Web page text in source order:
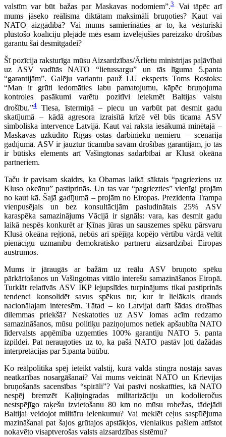
valstīm var būt bažas par Maskavas nodomiem”.3Vai tāpēc arī
mums jāseko reālisma diktātam maksimāli bruņoties? Kaut vai
NATO aizgādībā? Vai mums samierināties ar to, ka vēsturiski
plūstošo koalīciju plejādē mēs esam izvēlējušies pareizāko drošības
garantu šai desmitgadei?
Šī pozīcija raksturīga mūsu Aizsardzības/Ārlietu ministrijas paļāvībai
uz ASV vadītās NATO “lietussargu” un tās līguma 5.panta
“garantijām”. Galēju variantu pauž LU eksperts Toms Rostoks:
“Man ir grūti iedomāties labu pamatojumu, kāpēc bruņojuma
kontroles pasākumi varētu pozitīvi ietekmēt Baltijas valstu
drošību.”4 Tiesa, īstermiņā – piecu un varbūt pat desmit gadu
skatījumā – kādā agresora izraisītā krīzē vēl būs ticama ASV
simboliska intervence Latvijā. Kaut vai raksta iesākumā minētajā –
Maskavas uzkūdīto Rīgas ostas darbinieku nemieru – scenārija
gadījumā. ASV ir jāuztur ticamība savām drošības garantijām, jo tās
ir būtisks elements arī Vašingtonas sadarbībai ar Klusā okeāna
partneriem.
Taču ir pavisam skaidrs, ka Obamas laikā sāktais “pagrieziens uz
Kluso okeānu” pastiprinās. Un tas var “pagriezties” vienīgi projām
no kaut kā. Šajā gadījumā – projām no Eiropas. Prezidenta Trampa
vienpusējais un bez konsultācijām pasludinātais 25% ASV
karaspēka samazinājums Vācijā ir signāls: vara, kas desmit gadu
laikā nespēs konkurēt ar Ķīnas jūras un sauszemes spēku pārsvaru
Klusā okeāna reģionā, nebūs arī spējīga kopējo vērtību vārdā veltīt
pienācīgu uzmanību demokrātisko partneru aizsardzībai Eiropas
austrumos.
Mums ir jāraugās ar bažām uz reālu ASV bruņoto spēku
pārkārtošanos un Vašingotnas vitālo interešu samazināšanos Eiropā.
Turklāt relatīvās ASV IKP lejupslīdes turpinājums tikai pastiprinās
tendenci konsolidēt savus spēkus tur, kur ir lielākais drauds
nacionālajam interesēm. Tātad – ko Latvijai darīt šādas drošības
dilemmas priekšā? Neskatoties uz ASV lomas acīm redzamo
samazināšanos, mūsu politiķu paziņojumos netiek apšaubīta NATO
līdervalsts apņēmība uzņemties 100% garantiju NATO 5. panta
izpildei. Pat neraugoties uz to, ka pašā NATO pastāv ļoti dažādas
interpretācijas par 5.panta būtību.
Ko reālpolitika spēj ieteikt valstij, kurā valda stingra nostāja savas
neatkarības nosargāšanai? Vai mums veicināt NATO un Krievijas
bruņošanās sacensības “spirāli”? Vai pasīvi noskatīties, kā NATO
nespēj bremzēt Kaļiņingradas militarizāciju un kodolieročus
nestspējīgo raķešu izvietošanu 80 km no mūsu robežas, tādejādi
Baltijai veidojot militāru ielenkumu? Vai meklēt ceļus saspīlējuma
mazināšanai pat šajos grūtajos apstākļos, vienlaikus pašiem attīstot
nokavēto visaptverošas valsts aizsardzības sistēmu?